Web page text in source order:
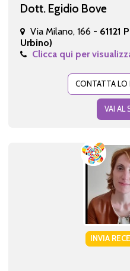
Dott. Egidio Bove
Via Milano, 166 - 61121
Urbino)
Clicca qui per
CONTATTA LO
VAI AL
INVIA